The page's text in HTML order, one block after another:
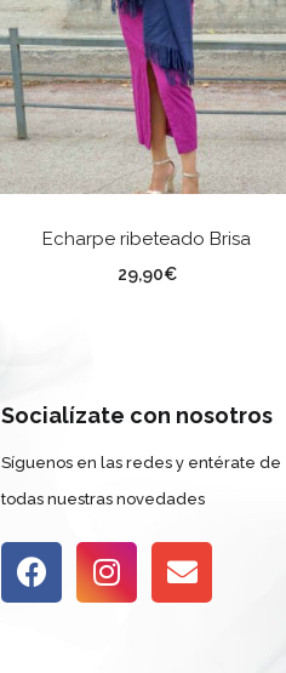
Echarpe ribeteado Brisa
29,90€
Socialízate con nosotros
Síguenos en las redes y entérate de
todas nuestras novedades